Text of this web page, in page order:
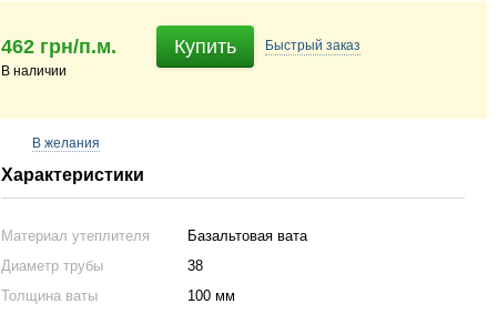
462 грн/п.м.
В наличии
Купить Быстрый заказ
В желания
Характеристики
Материал утеплителя
Базальтовая вата
Диаметр трубы
38
Толщина ваты
100 мм